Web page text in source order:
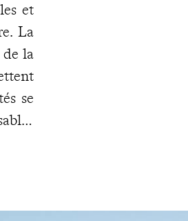
et
La
de la
se